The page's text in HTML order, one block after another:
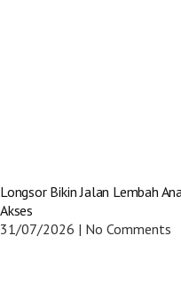
Longsor Bikin Jalan Lembah
Akses
31/07/2026
No Comments